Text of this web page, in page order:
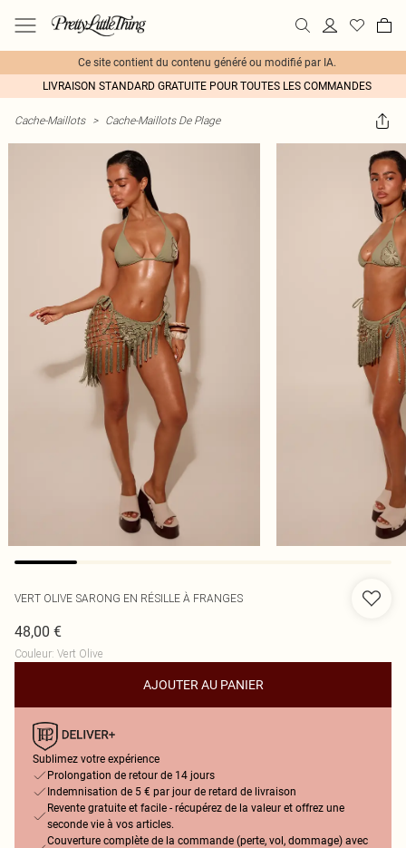
Ce site contient du contenu généré ou modifié par IA.
LIVRAISON STANDARD GRATUITE POUR TOUTES LES COMMANDES
Cache-Maillots > Cache-Maillots De Plage
VERT OLIVE SARONG EN RÉSILLE À FRANGES
48,00 €
Couleur: Vert Olive
AJOUTER AU PANIER
Sublimez votre expérience
Prolongation de retour de 14 jours
Indemnisation de 5 € par jour de retard de livraison
Revente gratuite et facile - récupérez de la valeur et offrez une
seconde vie à vos articles.
Couverture complète de la commande (perte, vol, dommage) avec